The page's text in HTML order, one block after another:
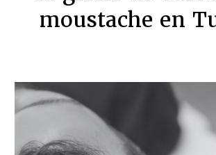
moustache en